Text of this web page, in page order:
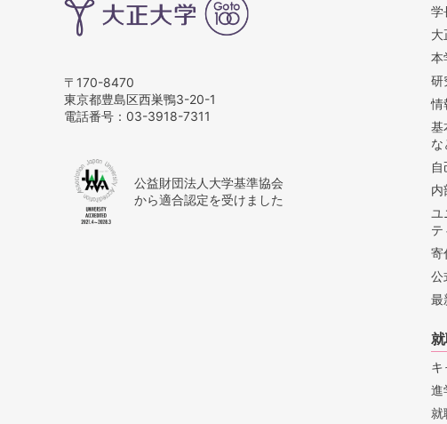
〒170-8470
東京都豊島区西巣鴨3-20-1
電話番号： 03-3918-7311
公益財団法人大学基準協会
から適合認定を受けました
学
大
本
研
情
基
な
内
ユ
テ
寄
公
最
キ
進
就